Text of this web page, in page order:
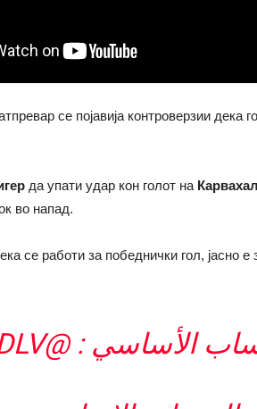
се појавија контроверзии дека
да упати удар кон голот наКарвахал
во напад.
се работи за победнички гол, јасно е
الأساسي :@SIRDLV